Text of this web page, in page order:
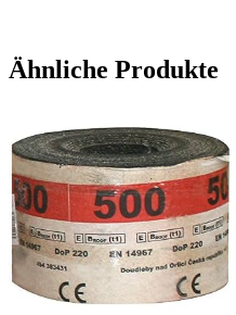
Ähnliche Produkte